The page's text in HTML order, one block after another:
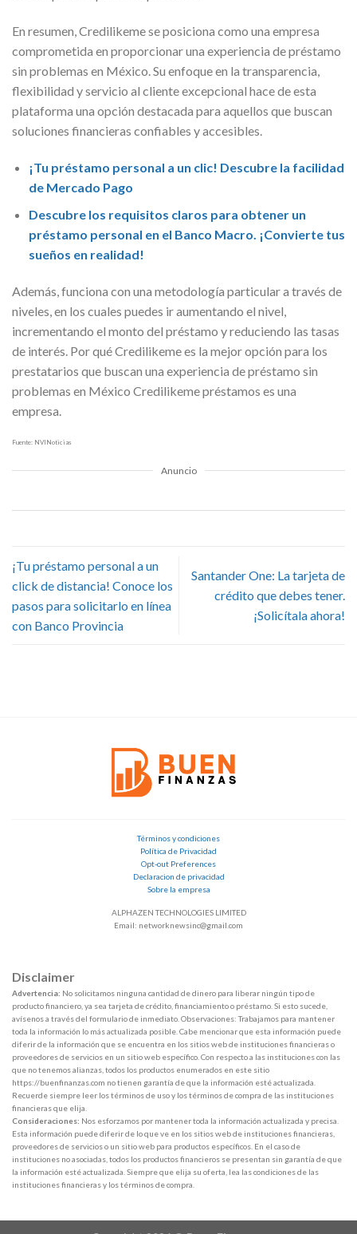
En resumen, Credilikeme se posiciona como una empresa
comprometida en proporcionar una experiencia de préstamo
sin problemas en México. Su enfoque en la transparencia,
flexibilidad y servicio al cliente excepcional hace de esta
plataforma una opción destacada para aquellos que buscan
soluciones financieras confiables y accesibles.
¡Tu préstamo personal a un clic! Descubre la facilidad
de Mercado Pago
Descubre los requisitos claros para obtener un
préstamo personal en el Banco Macro. ¡Convierte tus
sueños en realidad!
Además, funciona con una metodología particular a través de
niveles, en los cuales puedes ir aumentando el nivel,
incrementando el monto del préstamo y reduciendo las tasas
de interés. Por qué Credilikeme es la mejor opción para los
prestatarios que buscan una experiencia de préstamo sin
problemas en México Credilikeme préstamos es una
empresa.
Fuente: NVINoticias
Anuncio
¡Tu préstamo personal a un
click de distancia! Conoce los
pasos para solicitarlo en línea
con Banco Provincia
Santander One: La tarjeta de
crédito que debes tener.
¡Solicítala ahora!
Términos y condiciones
Política de Privacidad
Opt-out Preferences
Declaracion de privacidad
Sobre la empresa
ALPHAZEN TECHNOLOGIES LIMITED
Email: networknewsinc@gmail.com
Disclaimer
Advertencia: No solicitamos ninguna cantidad de dinero para liberar ningún tipo de
producto financiero, ya sea tarjeta de crédito, financiamiento o préstamo. Si esto sucede,
avísenos a través del formulario de inmediato. Observaciones: Trabajamos para mantener
toda la información lo más actualizada posible. Cabe mencionar que esta información puede
diferir de la información que se encuentra en los sitios web de instituciones financieras o
proveedores de servicios en un sitio web específico. Con respecto a las instituciones con las
que no tenemos alianzas, todos los productos enumerados en este sitio
https://buenfinanzas.com no tienen garantía de que la información esté actualizada.
Recuerde siempre leer los términos de uso y los términos de compra de las instituciones
financieras que elija.
Consideraciones: Nos esforzamos por mantener toda la información actualizada y precisa.
Esta información puede diferir de lo que ve en los sitios web de instituciones financieras,
proveedores de servicios o un sitio web para productos específicos. En el caso de
instituciones no asociadas, todos los productos financieros se presentan sin garantía de que
la información esté actualizada. Siempre que elija su oferta, lea las condiciones de las
instituciones financieras y los términos de compra.